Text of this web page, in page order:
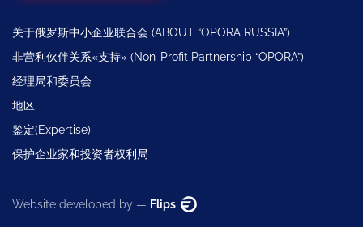
关于俄罗斯中小企业联合会 (ABOUT “OPORA RUSSIA”)
非营利伙伴关系«支持» (Non-Profit Partnership “OPORA”)
经理局和委员会
地区
鉴定(Expertise)
保护企业家和投资者权利局
Website developed by — Flips